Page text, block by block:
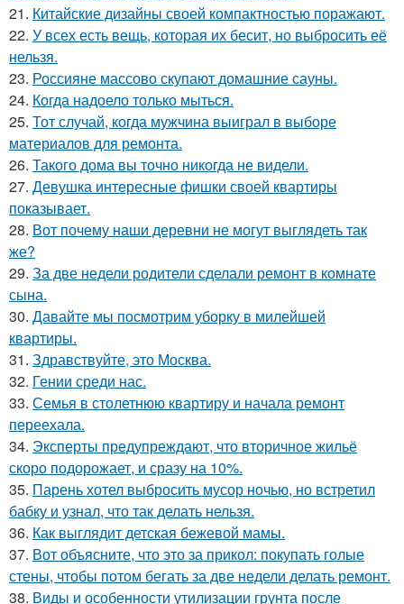
21. Китайские дизайны своей компактностью поражают.
22. У всех есть вещь, которая их бесит, но выбросить её
нельзя.
23. Россияне массово скупают домашние сауны.
24. Когда надоело только мыться.
25. Тот случай, когда мужчина выиграл в выборе
материалов для ремонта.
26. Такого дома вы точно никогда не видели.
27. Девушка интересные фишки своей квартиры
показывает.
28. Вот почему наши деревни не могут выглядеть так
же?
29. За две недели родители сделали ремонт в комнате
сына.
30. Давайте мы посмотрим уборку в милейшей
квартиры.
31. Здравствуйте, это Москва.
32. Гении среди нас.
33. Семья в столетнюю квартиру и начала ремонт
переехала.
34. Эксперты предупреждают, что вторичное жильё
скоро подорожает, и сразу на 10%.
35. Парень хотел выбросить мусор ночью, но встретил
бабку и узнал, что так делать нельзя.
36. Как выглядит детская бежевой мамы.
37. Вот объясните, что это за прикол: покупать голые
стены, чтобы потом бегать за две недели делать ремонт.
38. Виды и особенности утилизации грунта после